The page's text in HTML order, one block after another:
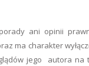
ani opinii
ma charakter
jego autora na